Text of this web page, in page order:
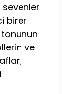
sevenler
birer
ve